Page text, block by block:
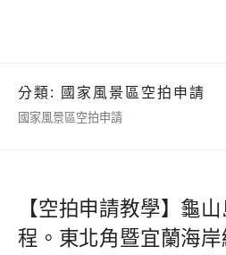
分類: 國家風景區空拍申請
國家風景區空拍申請
【空拍申請教學】龜
程。東北角暨宜蘭海